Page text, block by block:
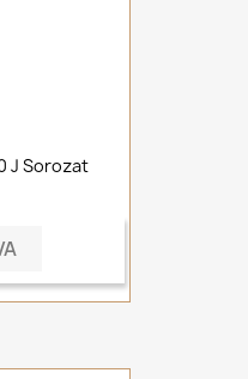
J Sorozat